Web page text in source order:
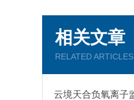
相关文章
RELATED ARTICLES